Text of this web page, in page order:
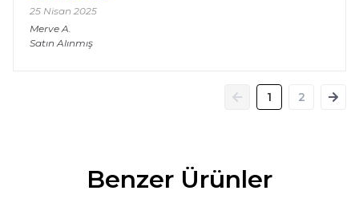
25 Nisan 2025
Merve A.
Satın Alınmış
1 2
Benzer Ürünler